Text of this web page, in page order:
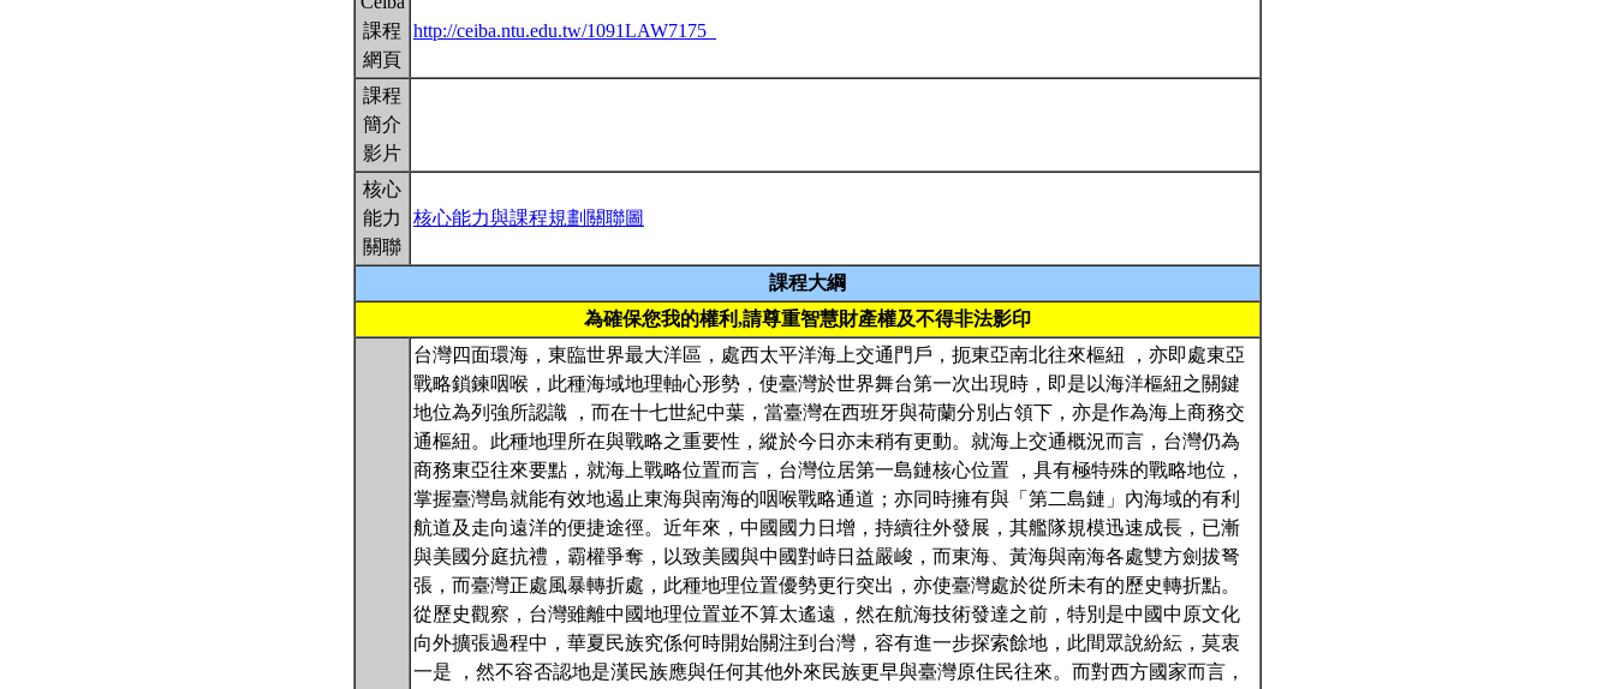
課程
網頁
http://ceiba.ntu.edu.tw/1091LAW7175_
課程
簡介
影片
核心
能力
關聯
核心能力與課程規劃關聯圖
課程大綱
為確保您我的權利,請尊重智慧財產權及不得非法影印
台灣四面環海，東臨世界最大洋區，處西太平洋海上交通門戶，扼東亞南北往來樞紐 ，亦即處東亞
戰略鎖鍊咽喉，此種海域地理軸心形勢，使臺灣於世界舞台第一次出現時，即是以海洋樞紐之關鍵
地位為列強所認識 ，而在十七世紀中葉，當臺灣在西班牙與荷蘭分別占領下，亦是作為海上商務交
通樞紐。此種地理所在與戰略之重要性，縱於今日亦未稍有更動。就海上交通概況而言，台灣仍為
商務東亞往來要點，就海上戰略位置而言，台灣位居第一島鏈核心位置 ，具有極特殊的戰略地位，
掌握臺灣島就能有效地遏止東海與南海的咽喉戰略通道；亦同時擁有與「第二島鏈」內海域的有利
航道及走向遠洋的便捷途徑。近年來，中國國力日增，持續往外發展，其艦隊規模迅速成長，已漸
與美國分庭抗禮，霸權爭奪，以致美國與中國對峙日益嚴峻，而東海、黃海與南海各處雙方劍拔弩
張，而臺灣正處風暴轉折處，此種地理位置優勢更行突出，亦使臺灣處於從所未有的歷史轉折點。
從歷史觀察，台灣雖離中國地理位置並不算太遙遠，然在航海技術發達之前，特別是中國中原文化
向外擴張過程中，華夏民族究係何時開始關注到台灣，容有進一步探索餘地，此間眾說紛紜，莫衷
一是 ，然不容否認地是漢民族應與任何其他外來民族更早與臺灣原住民往來。而對西方國家而言，